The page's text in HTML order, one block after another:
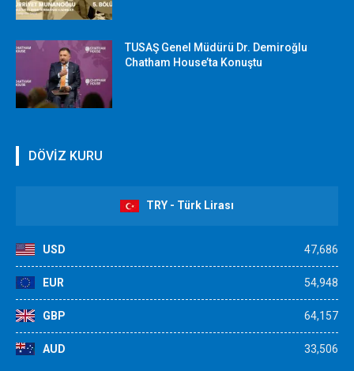
TUSAŞ Genel Müdürü Dr. Demiroğlu
Chatham House’ta Konuştu
DÖVİZ KURU
TRY - Türk Lirası
USD 47,686
EUR 54,948
GBP 64,157
AUD 33,506